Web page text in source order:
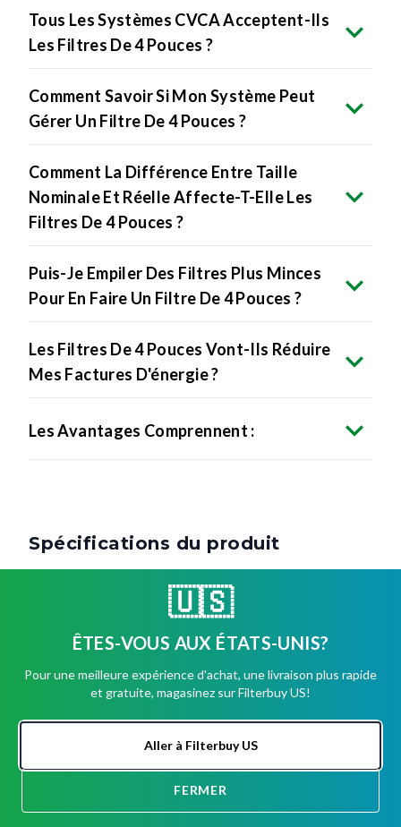
Tous Les Systèmes CVCA Acceptent-Ils
Les Filtres De 4 Pouces ?
Comment Savoir Si Mon Système Peut
Gérer Un Filtre De 4 Pouces ?
Comment La Différence Entre Taille
Nominale Et Réelle Affecte-T-Elle Les
Filtres De 4 Pouces ?
Puis-Je Empiler Des Filtres Plus Minces
Pour En Faire Un Filtre De 4 Pouces ?
Les Filtres De 4 Pouces Vont-Ils Réduire
Mes Factures D'énergie ?
Les Avantages Comprennent :
Spécifications du produit
12 x 24 x 4 pouces
11 1/2" x 23 3/8" x 3
Média
🇺🇸
ÊTES-VOUS AUX ÉTATS-UNIS?
Pour une meilleure expérience d'achat, une livraison plus rapide
et gratuite, magasinez sur Filterbuy US!
Aller à Filterbuy US
FERMER